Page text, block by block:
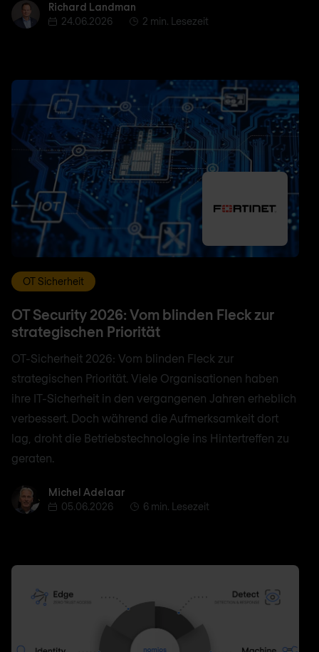
Richard Landman
Richard Landman
24.06.2026
2 min. Lesezeit
OT Sicherheit
OT Security 2026: Vom blinden Fleck zur
strategischen Priorität
OT-Sicherheit 2026: Vom blinden Fleck zur
strategischen Priorität. Viele Organisationen haben
ihre IT-Sicherheit in den vergangenen Jahren erheblich
verbessert. Doch während die Aufmerksamkeit dort
lag, droht die Betriebstechnologie ins Hintertreffen zu
geraten.
Michel Adelaar
Michel Adelaar
05.06.2026
6 min. Lesezeit